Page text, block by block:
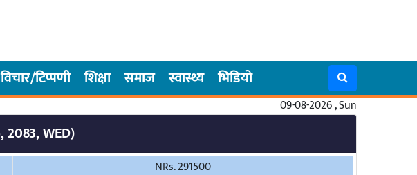
विचार/टिप्पणी शिक्षा समाज स्वास्थ्य भिडियो
09-08-2026 , Sun
WED)
NRs. 291500